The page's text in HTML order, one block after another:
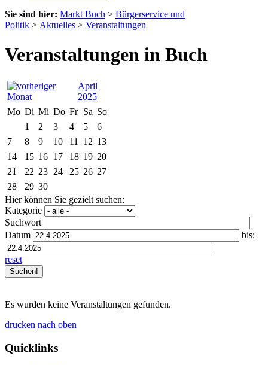
Sie sind hier: Markt Buch > Bürgerservice und
Politik > Aktuelles > Veranstaltungen
Veranstaltungen in Buch
April
2025
Mo Di Mi Do Fr Sa So
1
2 3 4 5
6
7
8 9 10 11 12 13
14
15 16 17 18 19 20
21
22 23 24 25 26 27
28
29 30
Hier können Sie gezielt suchen:
Kategorie
Suchwort
Datum
bis:
reset
Es wurden keine Veranstaltungen gefunden.
drucken nach oben
Quicklinks